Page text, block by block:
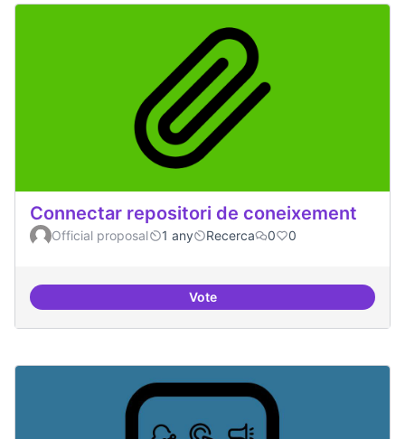
Connectar repositori de coneixement
Official proposal 1 any Recerca 0 0
VoteConnectar repositori de